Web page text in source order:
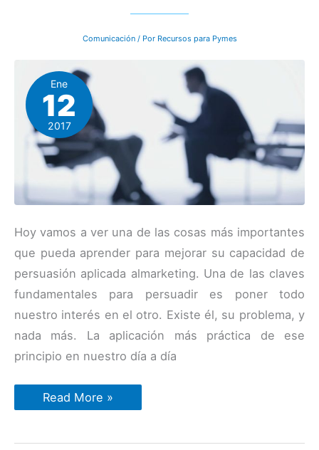
Comunicación/ Por Recursos para Pymes
Ene
12
2017
Hoy vamos a ver una de las cosas más importantes
que pueda aprender para mejorar su capacidad de
persuasión aplicada almarketing. Una de las claves
fundamentales para persuadir es poner todo
nuestro interés en el otro. Existe él, su problema, y
nada más. La aplicación más práctica de ese
principio en nuestro día a día
Caso
de
aumentar
Read More »